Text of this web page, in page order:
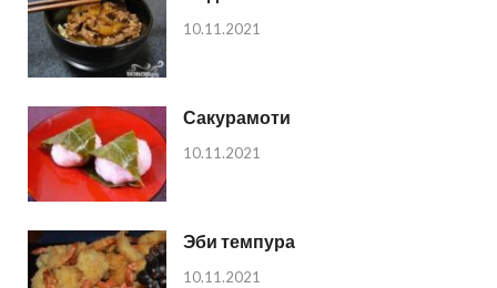
10.11.2021
Сакурамоти
10.11.2021
Эби темпура
10.11.2021